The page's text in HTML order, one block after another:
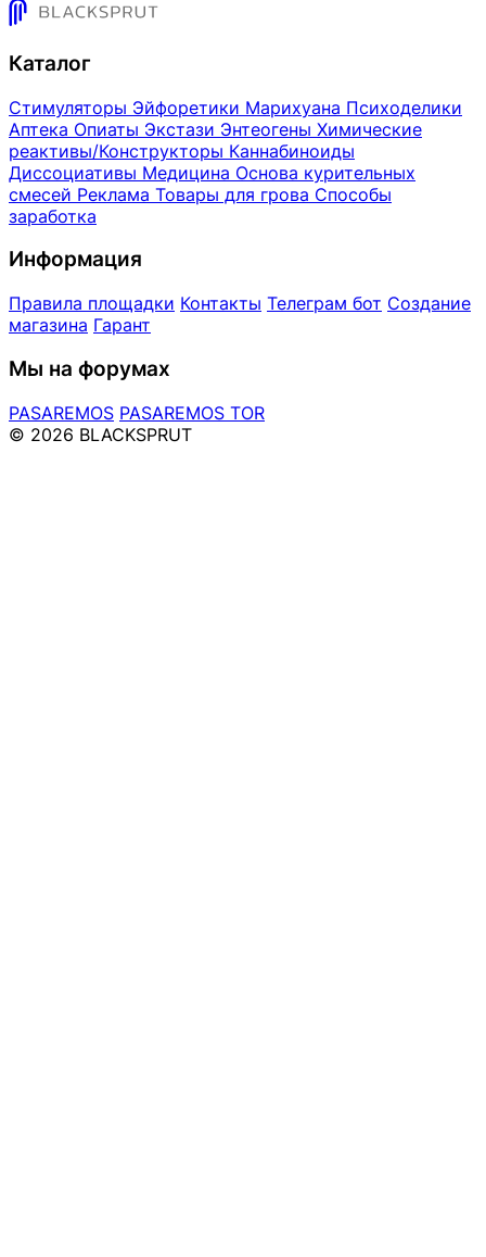
Каталог
Стимуляторы Эйфоретики Марихуана Психоделики
Аптека Опиаты Экстази Энтеогены Химические
реактивы/Конструкторы Каннабиноиды
Диссоциативы Медицина Основа курительных
смесей Реклама Товары для грова Способы
заработка
Информация
Правила площадки Контакты Телеграм бот Создание
магазина Гарант
Мы на форумах
PASAREMOS PASAREMOS TOR
© 2026 BLACKSPRUT